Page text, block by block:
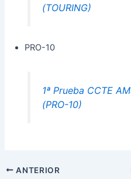
(TOURING)
PRO-10
1ª Prueba CCTE
(PRO-10)
ANTERIOR